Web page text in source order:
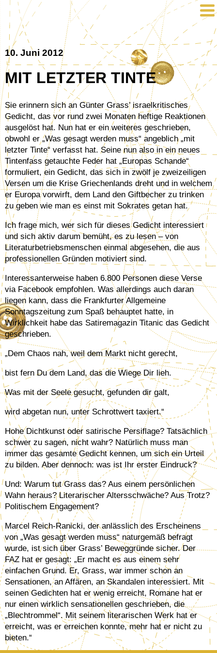
10. Juni 2012
MIT LETZTER TINTE
Sie erinnern sich an Günter Grass’ israelkritisches
Gedicht, das vor rund zwei Monaten heftige Reaktionen
ausgelöst hat. Nun hat er ein weiteres geschrieben,
obwohl er „Was gesagt werden muss“ angeblich „mit
letzter Tinte“ verfasst hat. Seine nun also in ein neues
Tintenfass getauchte Feder hat „Europas Schande“
formuliert, ein Gedicht, das sich in zwölf je zweizeiligen
Versen um die Krise Griechenlands dreht und in welchem
er Europa vorwirft, dem Land den Giftbecher zu trinken
zu geben wie man es einst mit Sokrates getan hat.
Ich frage mich, wer sich für dieses Gedicht interessiert
und sich aktiv darum bemüht, es zu lesen – von
Literaturbetriebsmenschen einmal abgesehen, die aus
professionellen Gründen motiviert sind.
Interessanterweise haben 6.800 Personen diese Verse
via Facebook empfohlen. Was allerdings auch daran
liegen kann, dass die Frankfurter Allgemeine
Sonntagszeitung zum Spaß behauptet hatte, in
Wirklichkeit habe das Satiremagazin Titanic das Gedicht
geschrieben.
„Dem Chaos nah, weil dem Markt nicht gerecht,
bist fern Du dem Land, das die Wiege Dir lieh.
Was mit der Seele gesucht, gefunden dir galt,
wird abgetan nun, unter Schrottwert taxiert.“
Hohe Dichtkunst oder satirische Persiflage? Tatsächlich
schwer zu sagen, nicht wahr? Natürlich muss man
immer das gesamte Gedicht kennen, um sich ein Urteil
zu bilden. Aber dennoch: was ist Ihr erster Eindruck?
Und: Warum tut Grass das? Aus einem persönlichen
Wahn heraus? Literarischer Altersschwäche? Aus Trotz?
Politischem Engagement?
Marcel Reich-Ranicki, der anlässlich des Erscheinens
von „Was gesagt werden muss“ naturgemäß befragt
wurde, ist sich über Grass’ Beweggründe sicher. Der
FAZ hat er gesagt: „Er macht es aus einem sehr
einfachen Grund. Er, Grass, war immer schon an
Sensationen, an Affären, an Skandalen interessiert. Mit
seinen Gedichten hat er wenig erreicht, Romane hat er
nur einen wirklich sensationellen geschrieben, die
„Blechtrommel“. Mit seinem literarischen Werk hat er
erreicht, was er erreichen konnte, mehr hat er nicht zu
bieten.“